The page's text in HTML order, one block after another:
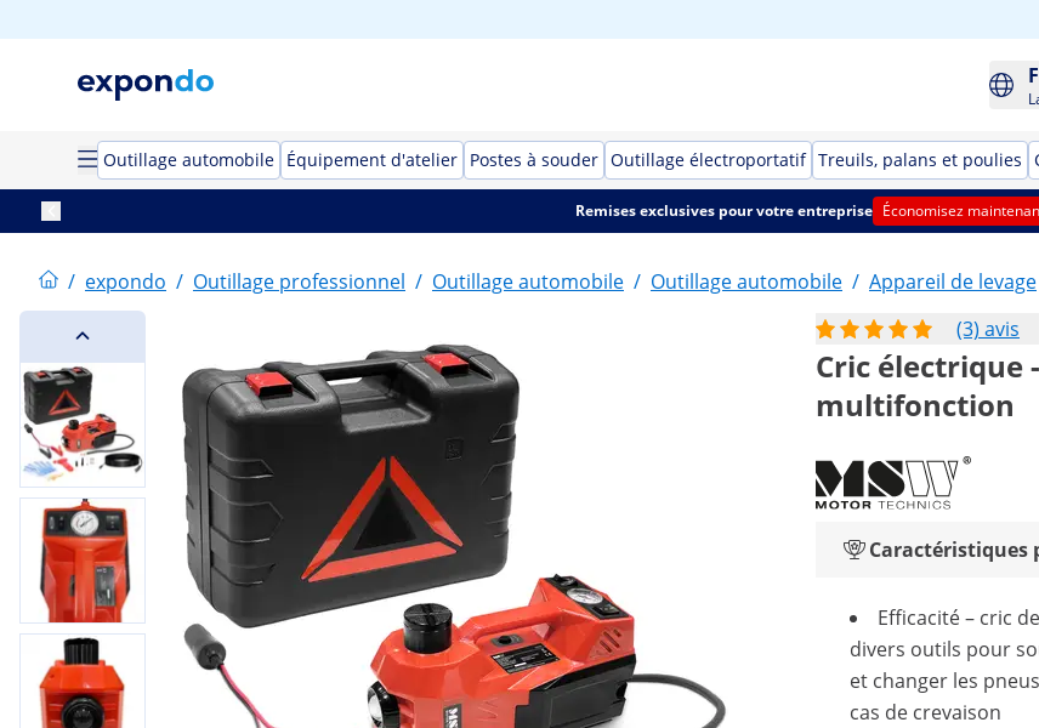
Outillage automobile Équipement d'atelier Postes à souder Outillage électroportatif Treuils, palans et poulies
Remises exclusives pour votre entreprise Économisez
/ expondo / Outillage professionnel / Outillage automobile / Outillage automobile / Appareil de levage
(3) avis
Cric électrique
multifonction
Caractéristiques
Efficacité – cric
divers outils pour
et changer les
cas de crevaison